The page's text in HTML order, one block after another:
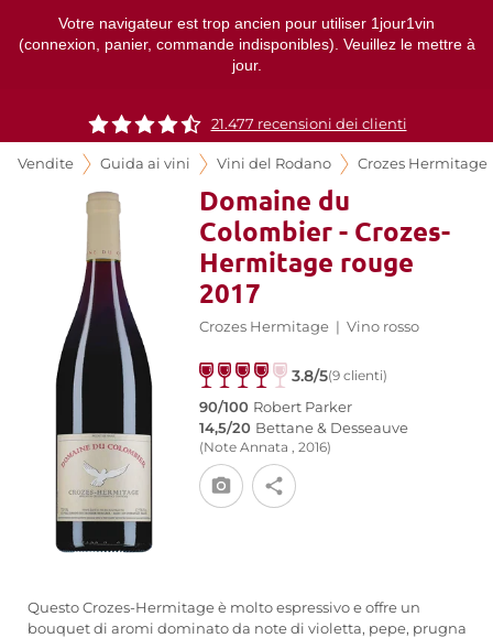
Votre navigateur est trop ancien pour utiliser 1jour1vin
(connexion, panier, commande indisponibles). Veuillez le mettre à
jour.
21.477 recensioni dei clienti
Vendite Guida ai vini Vini del Rodano Crozes Hermitage
Domaine du
Colombier - Crozes-
Hermitage rouge
2017
Crozes Hermitage | Vino rosso
3.8/5(9 clienti)
90/100 Robert Parker
14,5/20 Bettane & Desseauve
(Note Annata , 2016)
Questo Crozes-Hermitage è molto espressivo e offre un
bouquet di aromi dominato da note di violetta, pepe, prugna